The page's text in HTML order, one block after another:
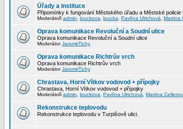
Úřady a instituce
Připomínky k fungování Městského úřadu a Městské policie
Moderátoři admin louckova loucka Pavlína Ulrichová Martina
Oprava komunikace Revoluční a Soudní ulice
Oprava komunikace Revoluční a Soudní ulice
ModerátorJaromirTichy
Oprava komunikace Richtrův vrch
Oprava komunikace Richtrův vrch
ModerátorJaromirTichy
Chrastava, Horní Vítkov vodovod + přípojky
Chrastava, Horní Vítkov vodovod + přípojky
Moderátoři admin louckova Pavlína Ulrichová Martina
Rekonstrukce teplovodu
Rekonstrukce teplovodu v Turpišově ulici.